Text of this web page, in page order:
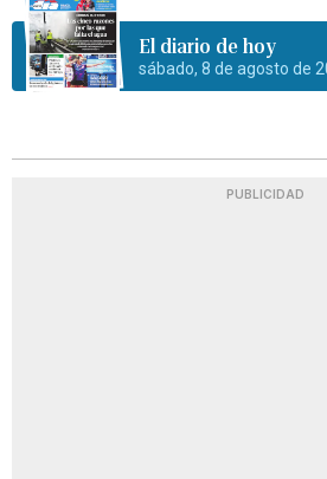
El diario de hoy
sábado, 8 de agosto de
PUBLICIDAD